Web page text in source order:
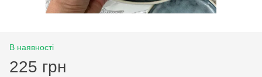
В наявності
225 грн